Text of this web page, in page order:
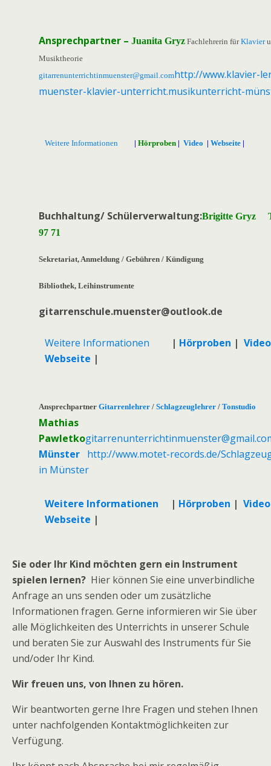
Ansprechpartner – Juanita Gryz Fachlehrerin fürKlavier
Musiktheorie
gitarrenunterrichtinmuenster@gmail.comhttp://www.klavier-
muenster-klavier-unterricht.musikunterricht-
Weitere Informationen | Hörproben | Video | Webseite |
Buchhaltung/ Schülerverwaltung:Brigitte Gryz
97 71
Sekretariat, Anmeldung / Gebühren / Kündigung
Bibliothek, Leihinstrumente
gitarrenschule.muenster@outlook.de
Weitere Informationen | Hörproben | Video
Webseite |
Ansprechpartner Gitarrenlehrer / Schlagzeuglehrer / Tonstudio
Mathias
Pawletko
Münster http://www.motet-records.de/
in Münster
Weitere Informationen | Hörproben | Video
Webseite |
Sie oder Ihr Kind möchten gern ein Instrument
spielen lernen? Hier können Sie eine unverbindliche
Anfrage an uns senden oder um zusätzliche
Informationen fragen. Gerne informieren wir Sie über
alle Möglichkeiten des Unterrichts in unserer Schule
und beraten Sie zur Auswahl des Instruments für Sie
und/oder Ihr Kind.
Wir freuen uns, von Ihnen zu hören.
Wir beantworten gerne Ihre Fragen und stehen Ihnen
unter nachfolgenden Kontaktmöglichkeiten zur
Verfügung.